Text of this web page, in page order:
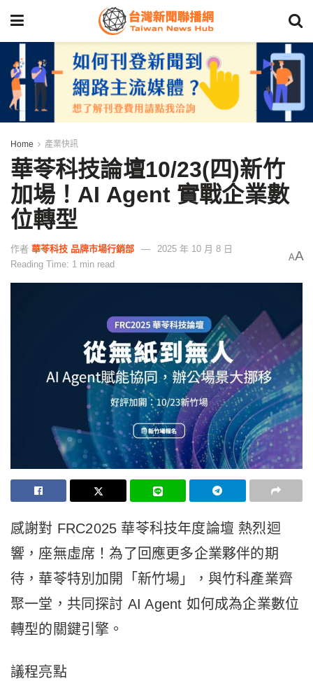
Home 產業快訊
華苓科技論壇10/23(四)新竹
加場！AI Agent 實戰企業數
位轉型
作者 華苓科技 品牌市場行銷部
2025 年 10 月 8 日
Reading Time: 1 min read
AA
感謝對 FRC2025 華苓科技年度論壇 熱烈迴
響，座無虛席！為了回應更多企業夥伴的期
待，華苓特別加開「新竹場」，與竹科產業齊
聚一堂，共同探討 AI Agent 如何成為企業數位
轉型的關鍵引擎。
議程亮點